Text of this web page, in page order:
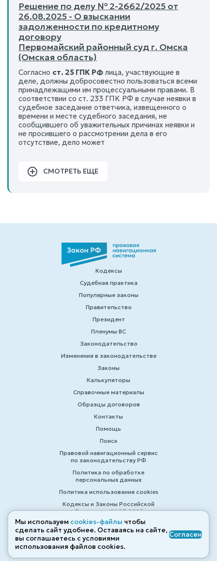
Решение по делу № 2-2662/2025 от
26.08.2025 - О взыскании
задолженности по кредитному
договору
Первомайский районный суд г. Омска
(Омская область)
Согласно ст. 25 ГПК РФ лица, участвующие в
деле, должны добросовестно пользоваться всеми
принадлежащими им процессуальными правами. В
соответствии со ст. 233 ГПК РФ в случае неявки в
судебное заседание ответчика, извещенного о
времени и месте судебного заседания, не
сообщившего об уважительных причинах неявки и
не просившего о рассмотрении дела в его
отсутствие, дело может
СМОТРЕТЬ ЕЩЕ
Кодексы
Судебная практика
Популярные законы
Правительство
Президент
Пленумы ВС
Законодательство
Изменения в законодательстве
Законы
Калькуляторы
Справочные материалы
Образцы договоров
Контакты
Помощь
Поиск
Правовой навигационный сервис
по законодательству РФ
Политика по обработке
персональных данных
Политика использования cookies
Кодексы и Законы Российской
Федерации 2007-2026
© ZAKONRF.INFO
Мы используем cookies-файлы чтобы
сделать сайт удобнее. Оставаясь на сайте,
вы соглашаетесь с условиями
использования файлов cооkies.
Согласен